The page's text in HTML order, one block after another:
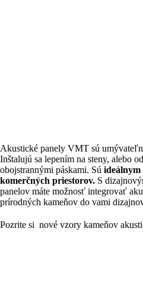
Akustické panely VMT sú
Inštalujú sa lepením na steny, alebo
obojstrannými páskami. Sú ideálnym
komerčných priestorov. S
panelov máte možnosť integrovať
prírodných kameňov do vami
Pozrite si nové vzory kameňov